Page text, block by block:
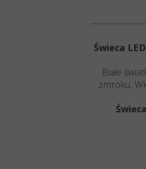
Świeca
Białe
zmroku.